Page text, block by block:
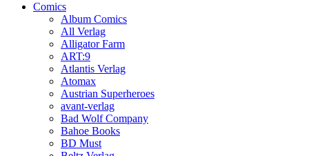
Comics
Album Comics
All Verlag
Alligator Farm
ART:9
Atlantis Verlag
Atomax
Austrian Superheroes
avant-verlag
Bad Wolf Company
Bahoe Books
BD Must